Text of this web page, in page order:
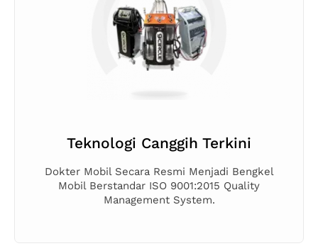
Teknologi Canggih Terkini
Dokter Mobil Secara Resmi Menjadi Bengkel
Mobil Berstandar ISO 9001:2015 Quality
Management System.